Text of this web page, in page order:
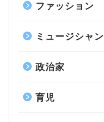
ファッション
ミュージシャン
政治家
育児